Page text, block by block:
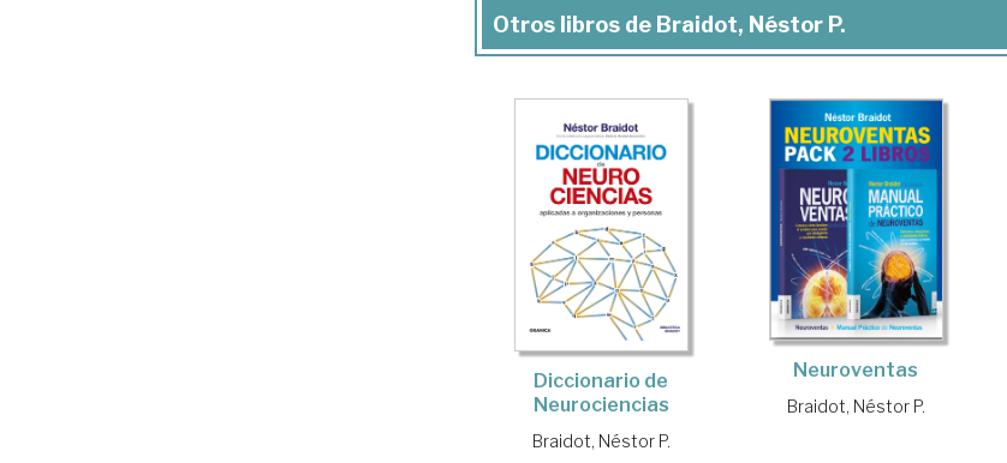
Otros libros de Braidot, Néstor P.
Diccionario de
Neurociencias
Braidot, Néstor P.
Neuroventas
Braidot, Néstor P.